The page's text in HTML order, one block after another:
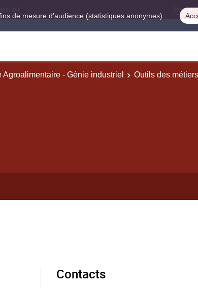
de mesure d'audience (statistiques anonymes).
Agroalimentaire - Génie industriel
Outils des
Contacts